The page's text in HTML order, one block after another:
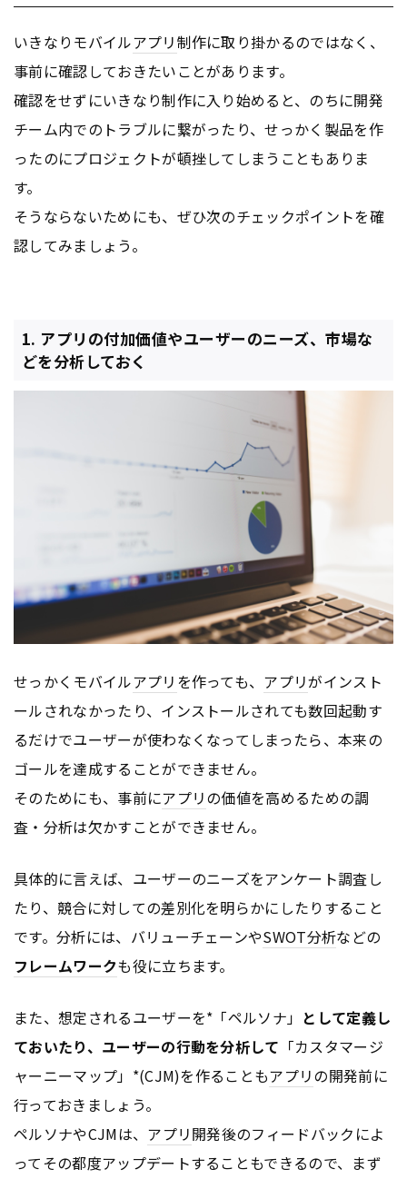
いきなりモバイルアプリ制作に取り掛かるのではなく、
事前に確認しておきたいことがあります。
確認をせずにいきなり制作に入り始めると、のちに開発
チーム内でのトラブルに繋がったり、せっかく製品を作
ったのにプロジェクトが頓挫してしまうこともありま
す。
そうならないためにも、ぜひ次のチェックポイントを確
認してみましょう。
1. アプリの付加価値やユーザーのニーズ、市場な
どを分析しておく
せっかくモバイルアプリ を作っても、 アプリがインスト
ールされなかったり、インストールされても数回起動す
るだけでユーザーが使わなくなってしまったら、本来の
ゴールを達成することができません。
そのためにも、事前にアプリの価値を高めるための調
査・分析は欠かすことができません。
具体的に言えば、ユーザーのニーズをアンケート調査し
たり、競合に対しての差別化を明らかにしたりすること
です。分析には、バリューチェーンやSWOT分析などの
フレームワークも役に立ちます。
また、想定されるユーザーを*「ペルソナ」 として定義し
ておいたり、ユーザーの行動を分析して 「カスタマージ
ャーニーマップ」*(CJM)を作ることもアプリの開発前に
行っておきましょう。
ペルソナやCJMは、 アプリ開発後のフィードバックによ
ってその都度アップデートすることもできるので、まず